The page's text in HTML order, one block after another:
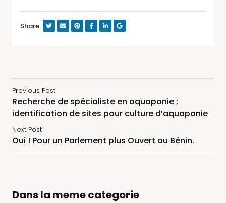
Share:
Previous Post
Recherche de spécialiste en aquaponie ;
identification de sites pour culture d’aquaponie
Next Post
Oui ! Pour un Parlement plus Ouvert au Bénin.
Dans la meme categorie